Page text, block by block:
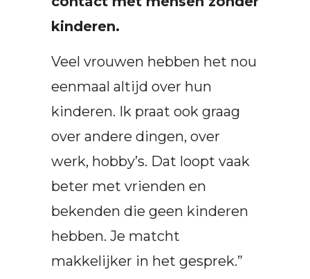
kinderen.
Veel vrouwen hebben het nou
eenmaal altijd over hun
kinderen. Ik praat ook graag
over andere dingen, over
werk, hobby’s. Dat loopt vaak
beter met vrienden en
bekenden die geen kinderen
hebben. Je matcht
makkelijker in het gesprek.”